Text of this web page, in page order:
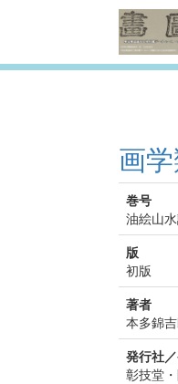
画
巻号
油絵山
版
初版
著者
本多錦吉
発行社
彰技堂